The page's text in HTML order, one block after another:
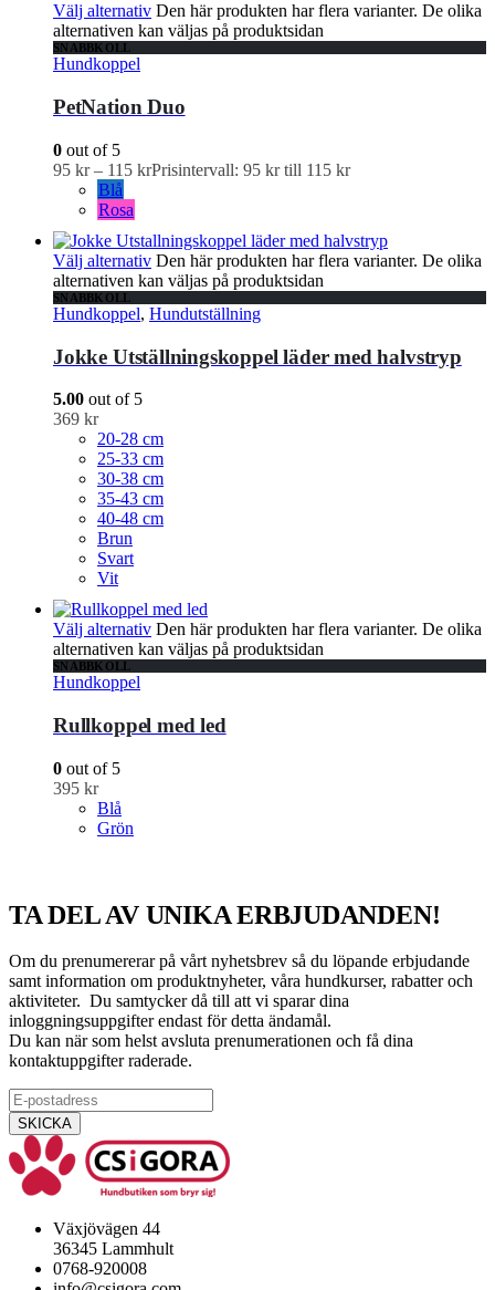
Välj alternativ Den här produkten har flera varianter. De olika
alternativen kan väljas på produktsidan
SNABBKOLL
Hundkoppel
PetNation Duo
0 out of 5
95 kr – 115 krPrisintervall: 95 kr till 115 kr
Blå
Rosa
Välj alternativ Den här produkten har flera varianter. De olika
alternativen kan väljas på produktsidan
SNABBKOLL
Hundkoppel, Hundutställning
Jokke Utställningskoppel läder med halvstryp
5.00 out of 5
369 kr
20-28 cm
25-33 cm
30-38 cm
35-43 cm
40-48 cm
Brun
Svart
Vit
Välj alternativ Den här produkten har flera varianter. De olika
alternativen kan väljas på produktsidan
SNABBKOLL
Hundkoppel
Rullkoppel med led
0 out of 5
395 kr
Blå
Grön
TA DEL AV UNIKA ERBJUDANDEN!
Om du prenumererar på vårt nyhetsbrev så du löpande erbjudande
samt information om produktnyheter, våra hundkurser, rabatter och
aktiviteter. Du samtycker då till att vi sparar dina
inloggningsuppgifter endast för detta ändamål.
Du kan när som helst avsluta prenumerationen och få dina
kontaktuppgifter raderade.
Växjövägen 44
36345 Lammhult
0768-920008